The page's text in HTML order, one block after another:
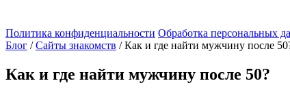
Политика конфиденциальности Обработка персональных
Блог /Сайты знакомств /Как и где найти мужчину после
Как и где найти мужчину после 50?